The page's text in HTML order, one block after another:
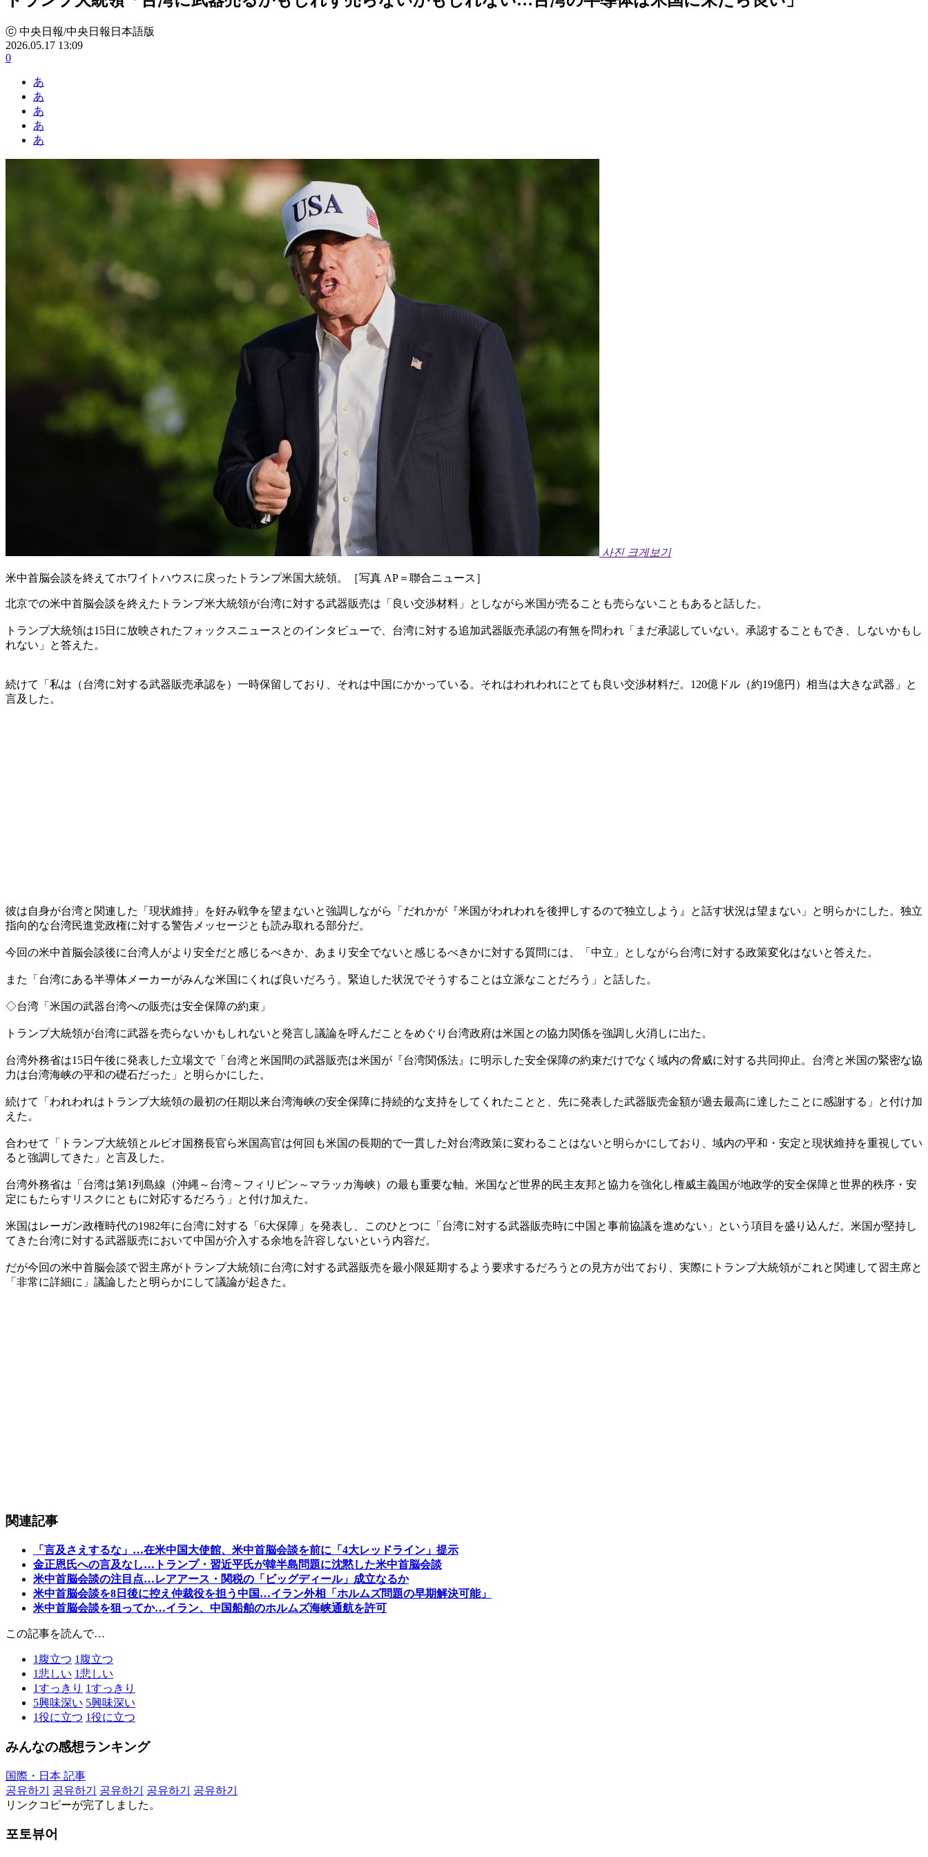
ⓒ 中央日報/中央日報日本語版
2026.05.17 13:09
0
あ
あ
あ
あ
あ
사진 크게보기
米中首脳会談を終えてホワイトハウスに戻ったトランプ米国大統領。［写真 AP＝聯合ニュース］
北京での米中首脳会談を終えたトランプ米大統領が台湾に対する武器販売は「良い交渉材料」としながら米国が売ることも売らないこともあると話した。
トランプ大統領は15日に放映されたフォックスニュースとのインタビューで、台湾に対する追加武器販売承認の有無を問われ「まだ承認していない。承認することもでき、しないかもし
れない」と答えた。
続けて「私は（台湾に対する武器販売承認を）一時保留しており、それは中国にかかっている。それはわれわれにとても良い交渉材料だ。120億ドル（約19億円）相当は大きな武器」と
言及した。
彼は自身が台湾と関連した「現状維持」を好み戦争を望まないと強調しながら「だれかが『米国がわれわれを後押しするので独立しよう』と話す状況は望まない」と明らかにした。独立
指向的な台湾民進党政権に対する警告メッセージとも読み取れる部分だ。
今回の米中首脳会談後に台湾人がより安全だと感じるべきか、あまり安全でないと感じるべきかに対する質問には、「中立」としながら台湾に対する政策変化はないと答えた。
また「台湾にある半導体メーカーがみんな米国にくれば良いだろう。緊迫した状況でそうすることは立派なことだろう」と話した。
◇台湾「米国の武器台湾への販売は安全保障の約束」
トランプ大統領が台湾に武器を売らないかもしれないと発言し議論を呼んだことをめぐり台湾政府は米国との協力関係を強調し火消しに出た。
台湾外務省は15日午後に発表した立場文で「台湾と米国間の武器販売は米国が『台湾関係法』に明示した安全保障の約束だけでなく域内の脅威に対する共同抑止。台湾と米国の緊密な協
力は台湾海峡の平和の礎石だった」と明らかにした。
続けて「われわれはトランプ大統領の最初の任期以来台湾海峡の安全保障に持続的な支持をしてくれたことと、先に発表した武器販売金額が過去最高に達したことに感謝する」と付け加
えた。
合わせて「トランプ大統領とルビオ国務長官ら米国高官は何回も米国の長期的で一貫した対台湾政策に変わることはないと明らかにしており、域内の平和・安定と現状維持を重視してい
ると強調してきた」と言及した。
台湾外務省は「台湾は第1列島線（沖縄～台湾～フィリピン～マラッカ海峡）の最も重要な軸。米国など世界的民主友邦と協力を強化し権威主義国が地政学的安全保障と世界的秩序・安
定にもたらすリスクにともに対応するだろう」と付け加えた。
米国はレーガン政権時代の1982年に台湾に対する「6大保障」を発表し、このひとつに「台湾に対する武器販売時に中国と事前協議を進めない」という項目を盛り込んだ。米国が堅持し
てきた台湾に対する武器販売において中国が介入する余地を許容しないという内容だ。
だが今回の米中首脳会談で習主席がトランプ大統領に台湾に対する武器販売を最小限延期するよう要求するだろうとの見方が出ており、実際にトランプ大統領がこれと関連して習主席と
「非常に詳細に」議論したと明らかにして議論が起きた。
関連記事
「言及さえするな」…在米中国大使館、米中首脳会談を前に「4大レッドライン」提示
金正恩氏への言及なし…トランプ・習近平氏が韓半島問題に沈黙した米中首脳会談
米中首脳会談の注目点…レアアース・関税の「ビッグディール」成立なるか
米中首脳会談を8日後に控え仲裁役を担う中国…イラン外相「ホルムズ問題の早期解決可能」
米中首脳会談を狙ってか…イラン、中国船舶のホルムズ海峡通航を許可
この記事を読んで…
1 腹立つ 1 腹立つ
1悲しい 1悲しい
1すっきり 1すっきり
5興味深い 5興味深い
1役に立つ 1役に立つ
みんなの感想ランキング
国際・日本 記事
공유하기
공유하기 공유하기 공유하기
공유하기
リンクコピーが完了しました。
포토뷰어